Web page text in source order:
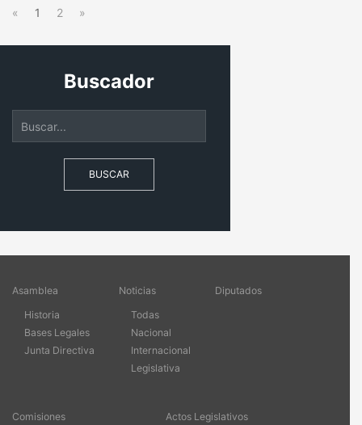
« 1 2 »
Buscador
BUSCAR
Asamblea
Historia
Bases Legales
Junta Directiva
Noticias
Todas
Nacional
Internacional
Legislativa
Diputados
Comisiones
Actos Legislativos